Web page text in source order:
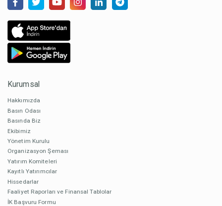
Kurumsal
Hakkımızda
Basın Odası
Basında Biz
Ekibimiz
Yönetim Kurulu
Organizasyon Şeması
Yatırım Komiteleri
Kayıtlı Yatırımcılar
Hissedarlar
Faaliyet Raporları ve Finansal Tablolar
İK Başvuru Formu